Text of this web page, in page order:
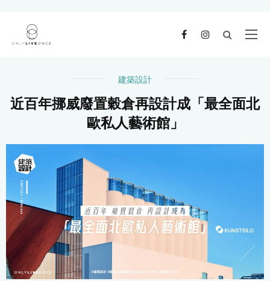
建築設計
近百年挪威廢置穀倉再設計成「最全面北
歐私人藝術館」